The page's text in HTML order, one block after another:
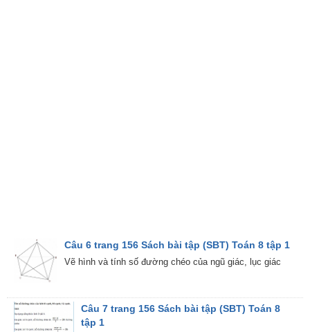
Câu 6 trang 156 Sách bài tập (SBT) Toán 8 tập 1
Vẽ hình và tính số đường chéo của ngũ giác, lục giác
Câu 7 trang 156 Sách bài tập (SBT) Toán 8
tập 1